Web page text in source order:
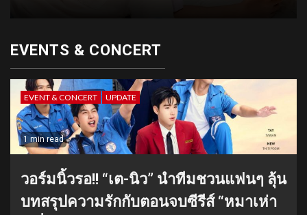
EVENTS & CONCERT
EVENT & CONCERT UPDATE
1 min read
วอร์มนิ้วรอ!! “เต-นิว” นำทีมชวนแฟนๆ ลุ้น
บทสรุปความรักกับตอนจบซีรีส์ “หมาเห่า